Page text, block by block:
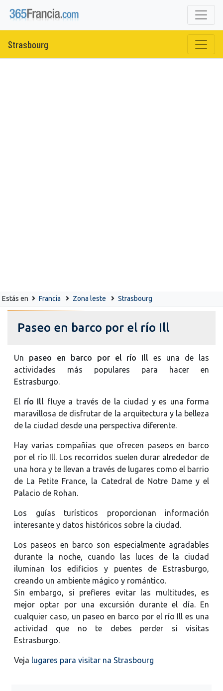
Strasbourg
Estás en Francia Zona leste Strasbourg
Paseo en barco por el río Ill
Un paseo en barco por el río Ill es una de las
actividades más populares para hacer en
Estrasburgo.
El río Ill fluye a través de la ciudad y es una forma
maravillosa de disfrutar de la arquitectura y la belleza
de la ciudad desde una perspectiva diferente.
Hay varias compañías que ofrecen paseos en barco
por el río Ill. Los recorridos suelen durar alrededor de
una hora y te llevan a través de lugares como el barrio
de La Petite France, la Catedral de Notre Dame y el
Palacio de Rohan.
Los guías turísticos proporcionan información
interesante y datos históricos sobre la ciudad.
Los paseos en barco son especialmente agradables
durante la noche, cuando las luces de la ciudad
iluminan los edificios y puentes de Estrasburgo,
creando un ambiente mágico y romántico.
Sin embargo, si prefieres evitar las multitudes, es
mejor optar por una excursión durante el día. En
cualquier caso, un paseo en barco por el río Ill es una
actividad que no te debes perder si visitas
Estrasburgo.
Veja lugares para visitar na Strasbourg